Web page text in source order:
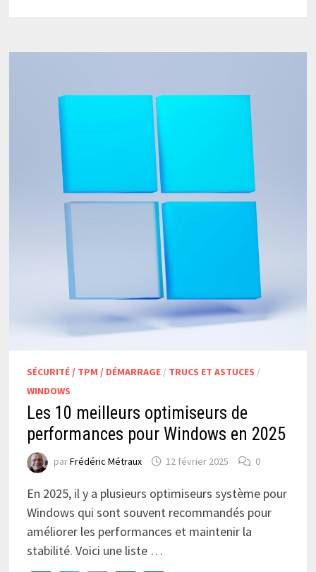
SÉCURITÉ / TPM / DÉMARRAGE/ TRUCS ET ASTUCES /
WINDOWS
Les 10 meilleurs optimiseurs de
performances pour Windows en 2025
parFrédéric Métraux 12 février 2025 0
En 2025, il y a plusieurs optimiseurs système pour
Windows qui sont souvent recommandés pour
améliorer les performances et maintenir la
stabilité. Voici une liste …